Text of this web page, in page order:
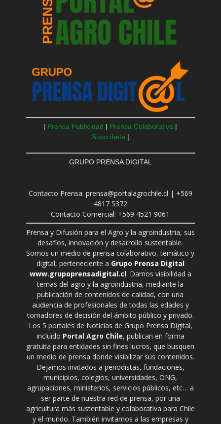
| Prensa Publicidad | Prensa Colaborativa |
Suscríbete |
GRUPO PRENSA DIGITAL
Contacto Prensa: prensa@portalagrochile.cl | +569
4817 5372
Contacto Comercial: +569 4521 9061
Prensa y Difusión para el Agro y la agroindustria, sus
desafíos, innovación y desarrollo sustentable.
Somos un medio de prensa colaborativo, temático y
digital, perteneciente a Grupo Prensa Digital
www.grupoprensadigital.cl. Damos visibilidad a
temas del agro y la agroindustria, mediante la
publicación de contenidos de calidad, con una
audiencia de profesionales de todas las edades y
tomadores de decisión del ámbito público y privado.
Los 5 portales de Noticias de Grupo Prensa Digital,
incluido Portal Agro Chile, publican en forma
gratuita para entidades sin fines lucros, que busquen
un medio de prensa donde visibilizar sus contenidos.
Dejamos invitados a periodistas, fundaciones,
municipios, colegios, universidades, ONG,
agrupaciones, ministerios, servicios públicos, etc… a
ser parte de nuestra red de prensa, por una
agricultura más sustentable y colaborativa para Chile
y el mundo. También invitamos a las empresas y